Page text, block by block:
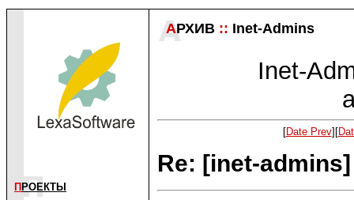
П РОЕКТЫ
АРХИВ :: Inet-Admins
Inet-
[Date Prev][
Re: [inet-